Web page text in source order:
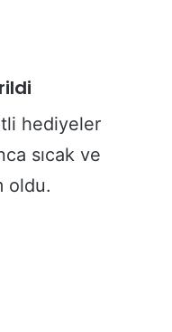
hediyeler
sıcak ve
oldu.